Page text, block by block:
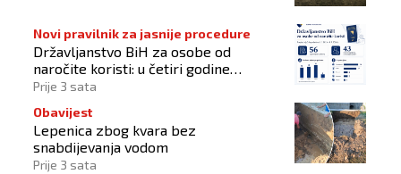
Novi pravilnik za jasnije procedure
Državljanstvo BiH za osobe od
naročite koristi: u četiri godine
odobrena 43 zahtjeva
Prije 3 sata
Obavijest
Lepenica zbog kvara bez
snabdijevanja vodom
Prije 3 sata